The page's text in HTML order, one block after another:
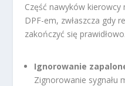
Część nawyków
DPF-em, zwłaszcza gdy
zakończyć się
Ignorowanie
Zignorowanie sygnału